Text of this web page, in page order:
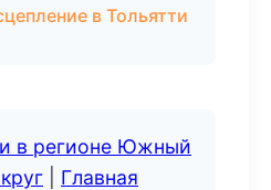
в Тольятти
в регионе Южный
Главная